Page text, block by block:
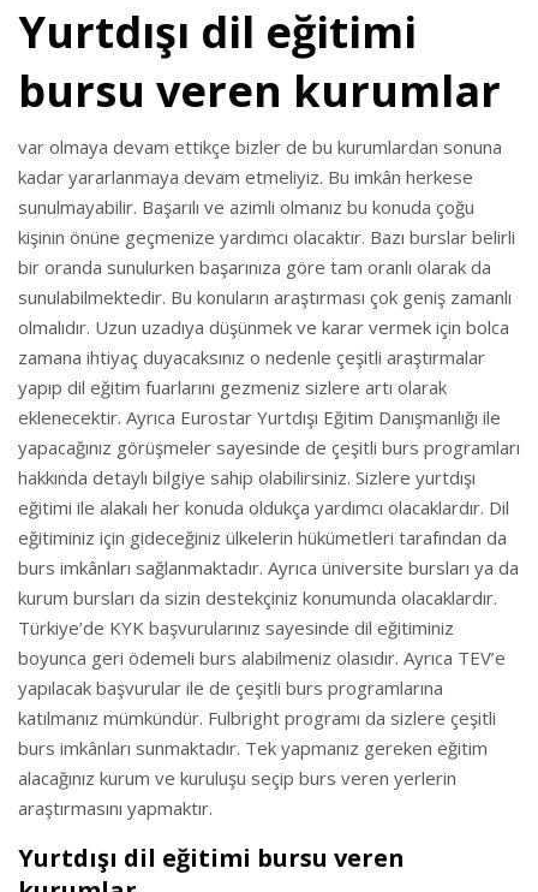
Yurtdışı dil eğitimi
bursu veren kurumlar
var olmaya devam ettikçe bizler de bu kurumlardan sonuna
kadar yararlanmaya devam etmeliyiz. Bu imkân herkese
sunulmayabilir. Başarılı ve azimli olmanız bu konuda çoğu
kişinin önüne geçmenize yardımcı olacaktır. Bazı burslar belirli
bir oranda sunulurken başarınıza göre tam oranlı olarak da
sunulabilmektedir. Bu konuların araştırması çok geniş zamanlı
olmalıdır. Uzun uzadıya düşünmek ve karar vermek için bolca
zamana ihtiyaç duyacaksınız o nedenle çeşitli araştırmalar
yapıp dil eğitim fuarlarını gezmeniz sizlere artı olarak
eklenecektir. Ayrıca Eurostar Yurtdışı Eğitim Danışmanlığı ile
yapacağınız görüşmeler sayesinde de çeşitli burs programları
hakkında detaylı bilgiye sahip olabilirsiniz. Sizlere yurtdışı
eğitimi ile alakalı her konuda oldukça yardımcı olacaklardır. Dil
eğitiminiz için gideceğiniz ülkelerin hükümetleri tarafından da
burs imkânları sağlanmaktadır. Ayrıca üniversite bursları ya da
kurum bursları da sizin destekçiniz konumunda olacaklardır.
Türkiye’de KYK başvurularınız sayesinde dil eğitiminiz
boyunca geri ödemeli burs alabilmeniz olasıdır. Ayrıca TEV’e
yapılacak başvurular ile de çeşitli burs programlarına
katılmanız mümkündür. Fulbright programı da sizlere çeşitli
burs imkânları sunmaktadır. Tek yapmanız gereken eğitim
alacağınız kurum ve kuruluşu seçip burs veren yerlerin
araştırmasını yapmaktır.
Yurtdışı dil eğitimi bursu veren